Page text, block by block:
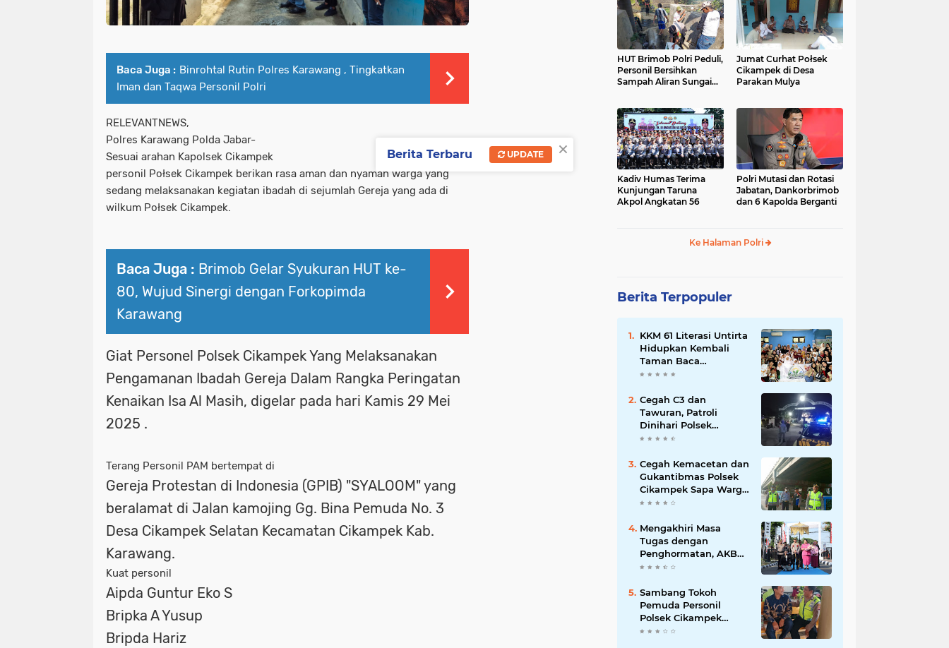
Baca Juga : Binrohtal Rutin Polres Karawang , Tingkatkan
Iman dan Taqwa Personil Polri
RELEVANTNEWS,
Polres Karawang Polda Jabar-
Sesuai arahan Kapolsek Cikampek
personil Połsek Cikampek berikan rasa aman dan nyaman warga yang
sedang melaksanakan kegiatan ibadah di sejumlah Gereja yang ada di
wilkum Połsek Cikampek.
Baca Juga : Brimob Gelar Syukuran HUT ke-
80, Wujud Sinergi dengan Forkopimda
Karawang
Giat Personel Polsek Cikampek Yang Melaksanakan
Pengamanan Ibadah Gereja Dalam Rangka Peringatan
Kenaikan Isa Al Masih, digelar pada hari Kamis 29 Mei
2025 .
Terang Personil PAM bertempat di
Gereja Protestan di Indonesia (GPIB) "SYALOOM" yang
beralamat di Jalan kamojing Gg. Bina Pemuda No. 3
Desa Cikampek Selatan Kecamatan Cikampek Kab.
Karawang.
Kuat personil
Aipda Guntur Eko S
Bripka A Yusup
Bripda Hariz
HUT Brimob Polri Peduli,
Personil Bersihkan
Sampah Aliran Sungai
Jumat Curhat Połsek
Cikampek di Desa
Parakan Mulya
Kadiv Humas Terima
Kunjungan Taruna
Akpol Angkatan 56
Polri Mutasi dan Rotasi
Jabatan, Dankorbrimob
dan 6 Kapolda Berganti
Ke Halaman Polri
Berita Terpopuler
KKM 61 Literasi Untirta
Hidupkan Kembali
Taman Baca
Masyarakat di
Program dengan
Festival Literasi
Cegah C3 dan
Tawuran, Patroli
Dinihari Polsek
Cikampek Pesan
Perumahan
Cegah Kemacetan dan
Gukantibmas Polsek
Cikampek Sapa Warga
di Bawah Fly Over
Mengakhiri Masa
Tugas dengan
Penghormatan, AKBP
Fiki N. Ardiansyah
Upacara Farewell
Parade oleh Kapolresta
Karawang Kombes Pol
Mario Prahatinto
Sambang Tokoh
Pemuda Personil
Polsek Cikampek
Aiptu Sarin Himbau
×
Berita Terbaru UPDATE